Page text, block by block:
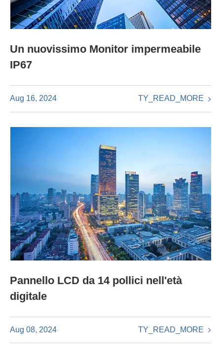
Un nuovissimo Monitor impermeabile
IP67
Aug 16, 2024 TY_READ_MORE
Pannello LCD da 14 pollici nell'età
digitale
Aug 08, 2024 TY_READ_MORE